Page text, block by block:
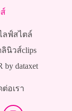
ลฟ์สไตล์
ลินิวส์clips
by dataxet
ต่อเรา